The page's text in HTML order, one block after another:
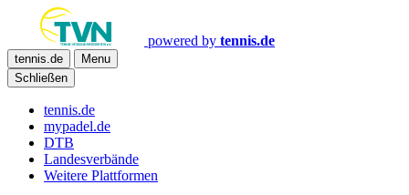
powered by tennis.de
tennis.de
Menu
Schließen
tennis.de
mypadel.de
DTB
Landesverbände
Weitere Plattformen